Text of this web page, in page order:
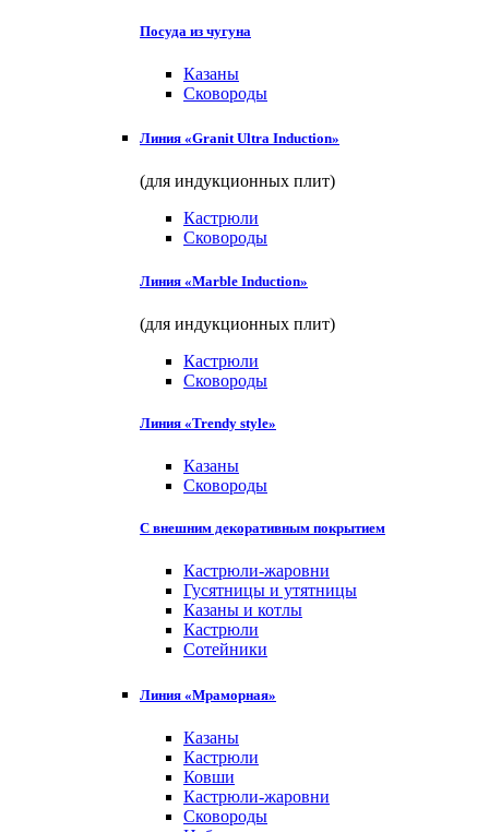
Посуда из чугуна
Казаны
Сковороды
Линия «Granit Ultra Induction»
(для индукционных плит)
Кастрюли
Сковороды
Линия «Marble Induction»
(для индукционных плит)
Кастрюли
Сковороды
Линия «Trendy style»
Казаны
Сковороды
С внешним декоративным покрытием
Кастрюли-жаровни
Гусятницы и утятницы
Казаны и котлы
Кастрюли
Сотейники
Линия «Мраморная»
Казаны
Кастрюли
Ковши
Кастрюли-жаровни
Сковороды